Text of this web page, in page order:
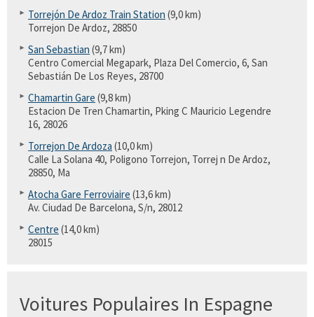
Torrejón De Ardoz Train Station (9,0 km)
Torrejon De Ardoz, 28850
San Sebastian (9,7 km)
Centro Comercial Megapark, Plaza Del Comercio, 6, San
Sebastián De Los Reyes, 28700
Chamartin Gare (9,8 km)
Estacion De Tren Chamartin, Pking C Mauricio Legendre
16, 28026
Torrejon De Ardoza (10,0 km)
Calle La Solana 40, Poligono Torrejon, Torrej n De Ardoz,
28850, Ma
Atocha Gare Ferroviaire (13,6 km)
Av. Ciudad De Barcelona, S/n, 28012
Centre (14,0 km)
28015
Voitures Populaires In Espagne